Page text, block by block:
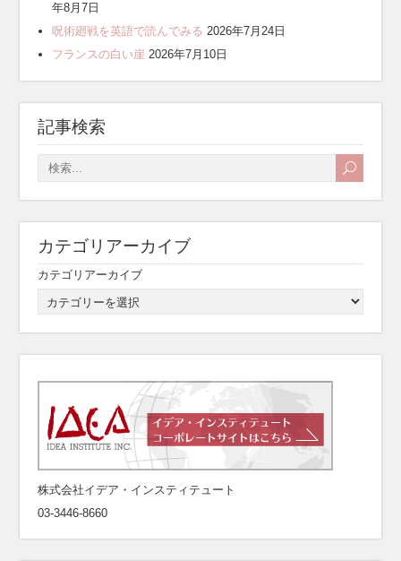
年8月7日
呪術廻戦を英語で読んでみる 2026年7月24日
フランスの白い崖 2026年7月10日
記事検索
カテゴリアーカイブ
カテゴリアーカイブ
株式会社イデア・インスティテュート
03-3446-8660